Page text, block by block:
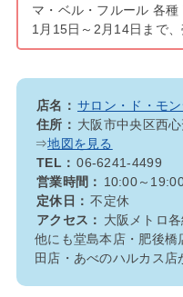
マ・ベル・フルール 各
1月15日～2月14日まで
店名： サロン・ド・モ
住所： 大阪市中央区西
⇒地図を見る
TEL： 06-6241-4499
営業時間： 10:00～
定休日： 不定休
アクセス： 大阪メトロ
他にも堂島本店・肥後
田店・あべのハルカス店